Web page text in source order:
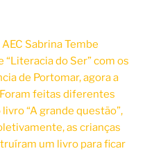
Sabrina Tembe
do Ser” com os
de Portomar, agora a
feitas diferentes
“A grande questão”,
as crianças
um livro para ficar